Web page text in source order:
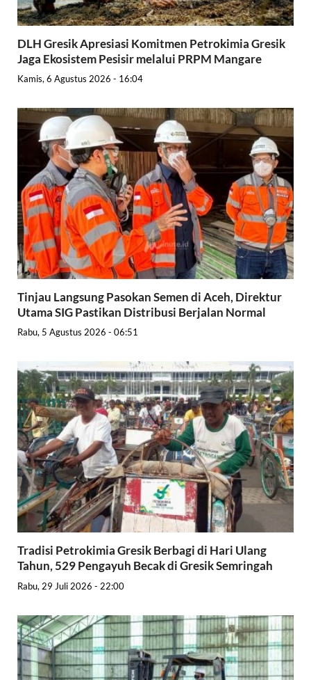
DLH Gresik Apresiasi Komitmen Petrokimia Gresik
Jaga Ekosistem Pesisir melalui PRPM Mangare
Kamis, 6 Agustus 2026 - 16:04
Tinjau Langsung Pasokan Semen di Aceh, Direktur
Utama SIG Pastikan Distribusi Berjalan Normal
Rabu, 5 Agustus 2026 - 06:51
Tradisi Petrokimia Gresik Berbagi di Hari Ulang
Tahun, 529 Pengayuh Becak di Gresik Semringah
Rabu, 29 Juli 2026 - 22:00